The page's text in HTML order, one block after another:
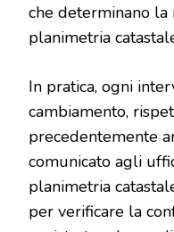
che determinano
planimetria
In pratica, ogni
cambiamento,
precedentemente
comunicato agli
planimetria
per verificare la